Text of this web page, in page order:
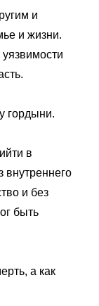
и
и жизни.
гордыни.
в
внутреннего
и без
быть
а как